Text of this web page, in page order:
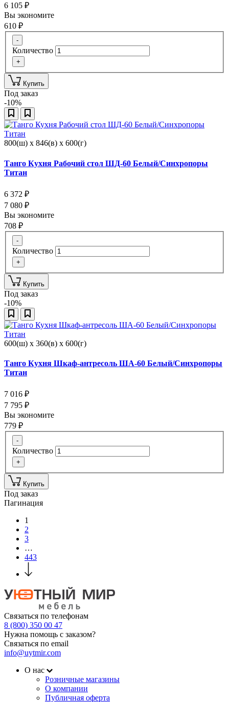
6 105 ₽
Вы экономите
610 ₽
-
Количество
+
Купить
Под заказ
-10%
800(ш) x 846(в) x 600(г)
Танго Кухня Рабочий стол ШД-60 Белый/Синхропоры
Титан
6 372 ₽
7 080 ₽
Вы экономите
708 ₽
-
Количество
+
Купить
Под заказ
-10%
600(ш) x 360(в) x 600(г)
Танго Кухня Шкаф-антресоль ША-60 Белый/Синхропоры
Титан
7 016 ₽
7 795 ₽
Вы экономите
779 ₽
-
Количество
+
Купить
Под заказ
Пагинация
1
2
3
…
443
Связаться по телефонам
8 (800) 350 00 47
Нужна помощь с заказом?
Связаться по email
info@uytmir.com
О нас
Розничные магазины
О компании
Публичная оферта